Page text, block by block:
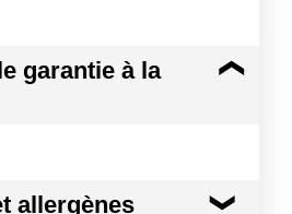
garantie à la
allergènes